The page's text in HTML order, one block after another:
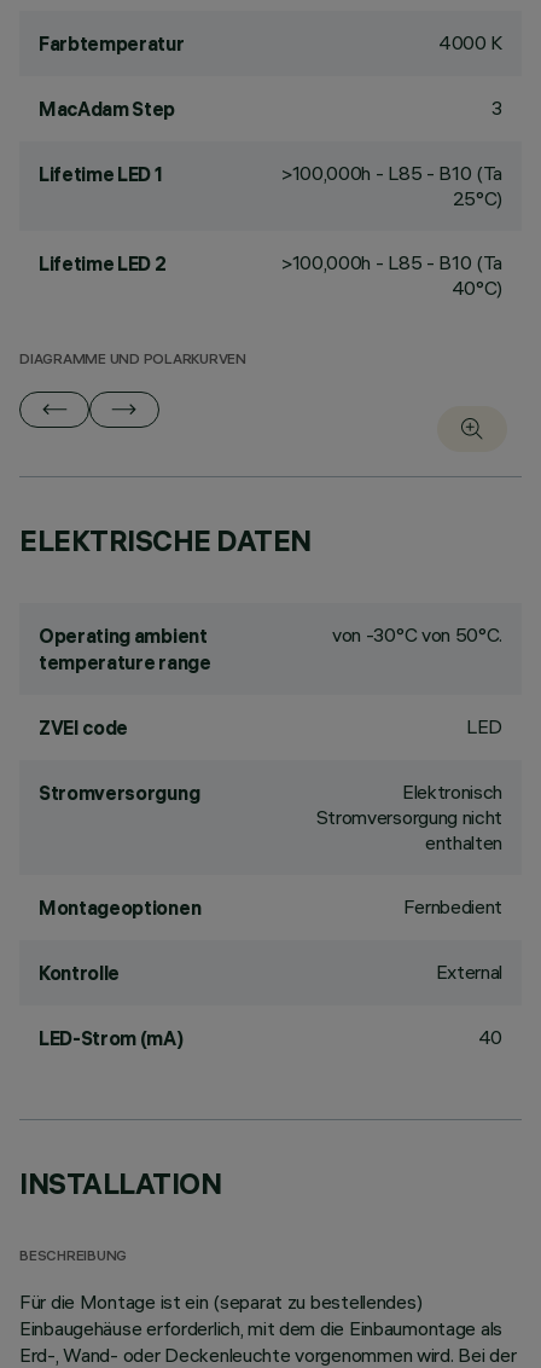
Farbtemperatur 4000 K
MacAdam Step 3
Lifetime LED 1
>100,000h - L85 - B10 (Ta
25°C)
Lifetime LED 2
>100,000h - L85 - B10 (Ta
40°C)
DIAGRAMME UND POLARKURVEN
ELEKTRISCHE DATEN
Operating ambient
temperature range
von -30°C von 50°C.
ZVEI code LED
Stromversorgung
Elektronisch
Stromversorgung nicht
enthalten
Montageoptionen Fernbedient
Kontrolle External
LED-Strom (mA) 40
INSTALLATION
BESCHREIBUNG
Für die Montage ist ein (separat zu bestellendes)
Einbaugehäuse erforderlich, mit dem die Einbaumontage als
Erd-, Wand- oder Deckenleuchte vorgenommen wird. Bei der